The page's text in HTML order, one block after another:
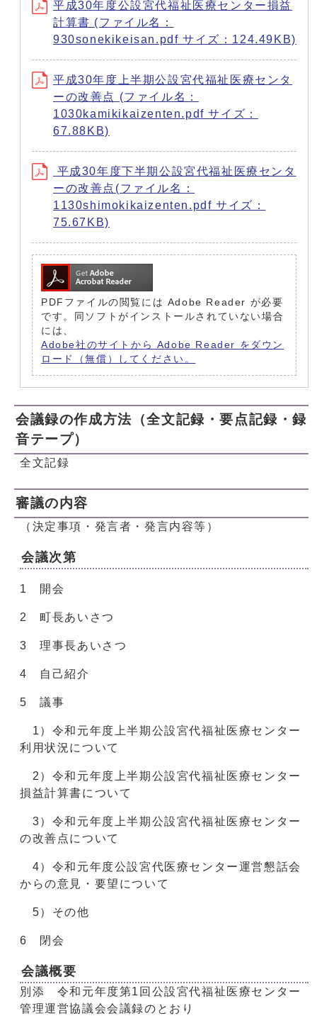
平成30年度公設宮代福祉医療センター損益
計算書 (ファイル名：
930sonekikeisan.pdf サイズ：124.49KB)
平成30年度上半期公設宮代福祉医療センタ
ーの改善点 (ファイル名：
1030kamikikaizenten.pdf サイズ：
67.88KB)
平成30年度下半期公設宮代福祉医療センタ
ーの改善点(ファイル名：
1130shimokikaizenten.pdf サイズ：
75.67KB)
PDFファイルの閲覧には Adobe Reader が必要
です。同ソフトがインストールされていない場合
には、
Adobe社のサイトから Adobe Reader をダウン
ロード（無償）してください。
会議録の作成方法（全文記録・要点記録・録
音テープ）
全文記録
審議の内容
（決定事項・発言者・発言内容等）
会議次第
1 開会
2 町長あいさつ
3 理事長あいさつ
4 自己紹介
5 議事
1）令和元年度上半期公設宮代福祉医療センター
利用状況について
2）令和元年度上半期公設宮代福祉医療センター
損益計算書について
3）令和元年度上半期公設宮代福祉医療センター
の改善点について
4）令和元年度公設宮代医療センター運営懇話会
からの意見・要望について
5）その他
6 閉会
会議概要
別添 令和元年度第1回公設宮代福祉医療センター
管理運営協議会会議録のとおり